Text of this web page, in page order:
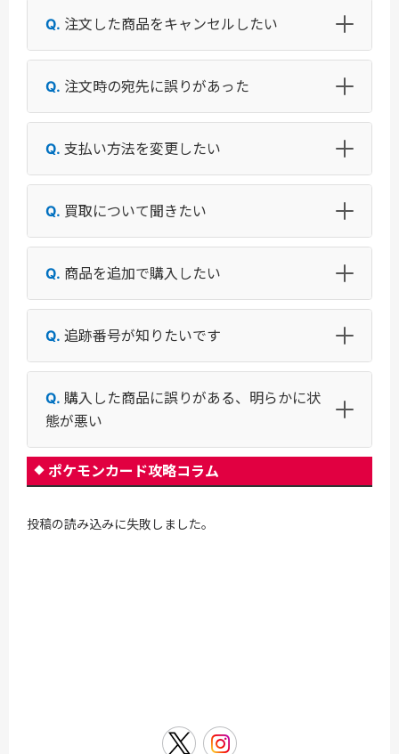
注文した商品をキャンセルしたい
注文時の宛先に誤りがあった
支払い方法を変更したい
買取について聞きたい
商品を追加で購入したい
追跡番号が知りたいです
購入した商品に誤りがある、明らかに状
態が悪い
ポケモンカード攻略コラム
投稿の読み込みに失敗しました。